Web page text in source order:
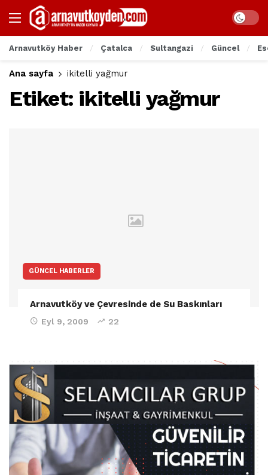
Arnavutköy Haber Çatalca Sultangazi Güncel
Ana sayfa ikitelli yağmur
Etiket: ikitelli yağmur
GÜNCEL HABERLER
Arnavutköy ve Çevresinde de Su Baskınları
Eyl 9, 2009 22